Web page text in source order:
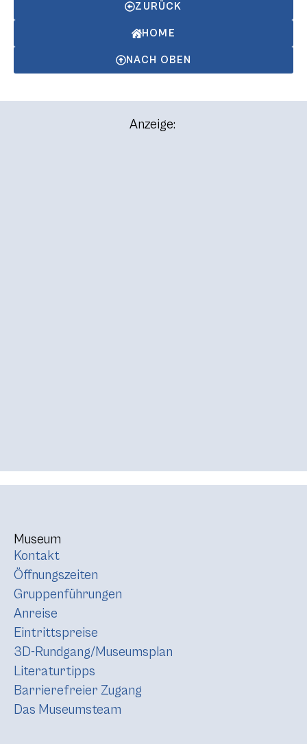
ZURÜCK
HOME
NACH OBEN
Anzeige:
Museum
Kontakt
Öffnungszeiten
Gruppenführungen
Anreise
Eintrittspreise
3D-Rundgang/Museumsplan
Literaturtipps
Barrierefreier Zugang
Das Museumsteam